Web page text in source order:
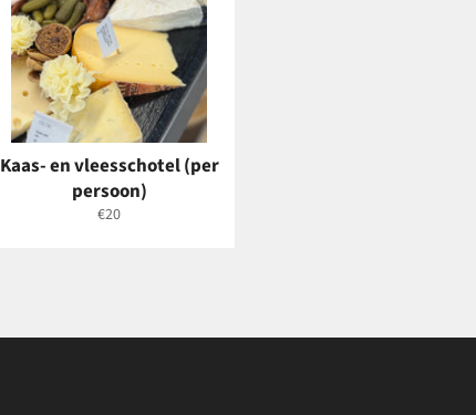
Kaas- en vleesschotel (per
persoon)
Normale
€20